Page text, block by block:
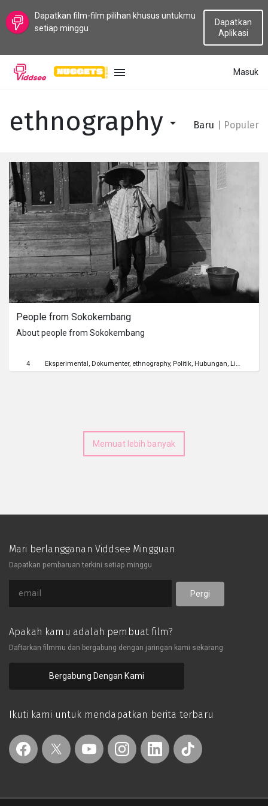
Dapatkan film-film pilihan khusus untukmu
setiap minggu
Dapatkan
Aplikasi
Masuk
Baru
Populer
Aliran
Topik
Saluran
Serial
Originals
ethnography Baru Populer
People from Sokokembang
About people from Sokokembang
4 Eksperimental Dokumenter ethnography Politik Hubungan Lingkungan Hidup
Memuat lebih banyak
Mari berlangganan Viddsee Mingguan
Dapatkan pembaruan terkini setiap minggu
Pergi
Apakah kamu adalah pembuat film?
Daftarkan filmmu dan bergabung dengan jaringan kami sekarang
Bergabung Dengan Kami
Ikuti kami untuk mendapatkan berita terbaru